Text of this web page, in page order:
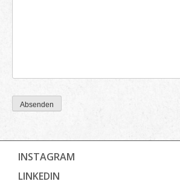
Absenden
INSTAGRAM
LINKEDIN